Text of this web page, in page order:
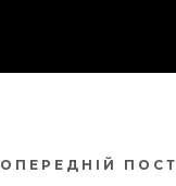
ПОСТ